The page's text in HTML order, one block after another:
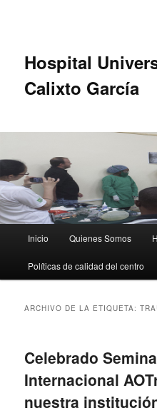
Hospital
Calixto García
principal
Ir
al
Ir
al
Inicio Quienes Somos
Políticas de calidad del centro
ARCHIVO DE LA ETIQUETA:
Celebrado
Internacional
nuestra